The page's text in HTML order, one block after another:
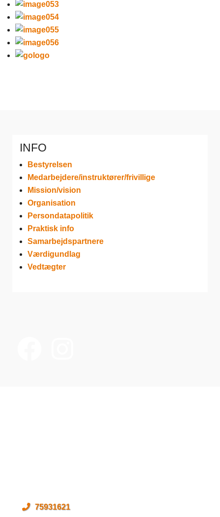
INFO
Bestyrelsen
Medarbejdere/instruktører/frivillige
Mission/vision
Organisation
Persondatapolitik
Praktisk info
Samarbejdspartnere
Værdigundlag
Vedtægter
75931621